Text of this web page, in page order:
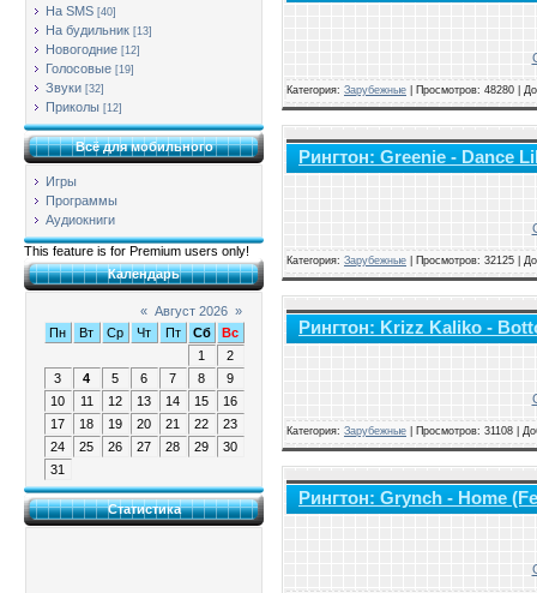
На SMS [40]
На будильник [13]
Новогодние [12]
Голосовые [19]
Звуки [32]
Приколы [12]
Всё для мобильного
Игры
Программы
Аудиокниги
This feature is for Premium users only!
Календарь
« Август 2026 »
Пн
Вт Ср Чт Пт Сб
Вс
1
2
3
4 5 6 7 8
9
10
11 12 13 14 15
16
17
18 19 20 21 22
23
24
25 26 27 28 29
30
31
Статистика
Категория: Зарубежные Просмотров: 48280 |
Рингтон: Greenie - Dance
Категория: Зарубежные Просмотров: 32125 |
Рингтон: Krizz Kaliko -
Категория: Зарубежные Просмотров: 31108 |
Рингтон: Grynch - Home